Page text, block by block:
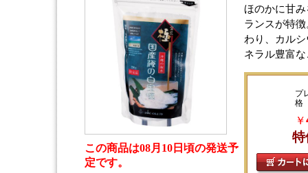
この商品は08月10日頃の発送予
定です。
ほのかに甘
ランスが特
わり、カル
ネラル豊富
プ
格
￥
特